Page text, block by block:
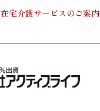
在宅介護サービスのご案内